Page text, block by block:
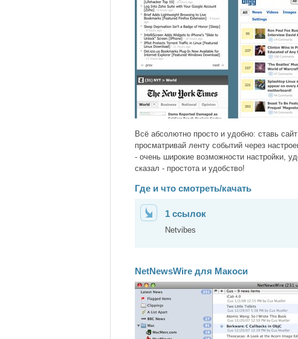
Всё абсолютно просто и удобно: ставь
просматривай ленту событий через
- очень широкие возможности настройки,
сказал - простота и удобство!
Где и что смотреть/качать
1 ссылок
Netvibes
NetNewsWire для Макоси